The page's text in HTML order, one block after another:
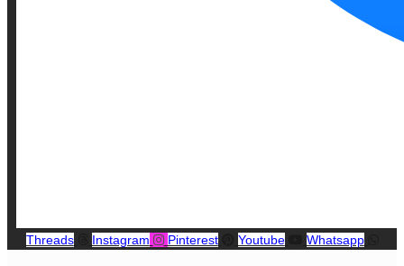
Threads Instagram Pinterest Youtube Whatsapp